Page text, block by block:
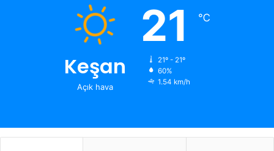
Keşan
Açık hava
21 ℃
21º - 21º
60%
1.54 km/h